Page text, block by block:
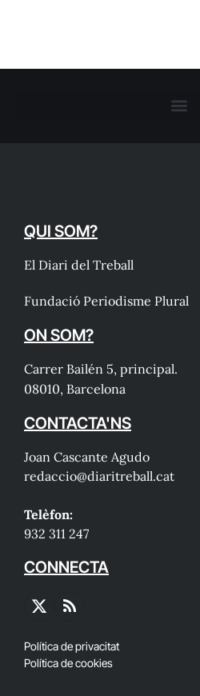
QUI SOM?
El Diari del Treball
Fundació Periodisme Plural
ON SOM?
Carrer Bailén 5, principal.
08010, Barcelona
CONTACTA'NS
Joan Cascante Agudo
redaccio@diaritreball.cat
Telèfon:
932 311 247
CONNECTA
X
RSS
Política de privacitat
Política de cookies